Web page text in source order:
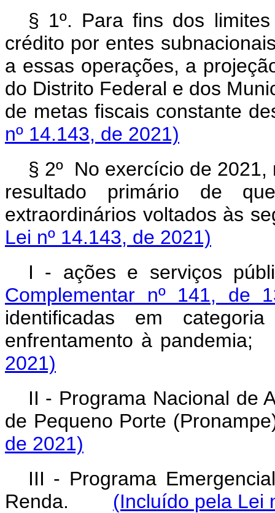
§ 1º. Para fins dos
crédito por entes
a essas operações, a
do Distrito Federal e dos
de metas fiscais
nº 14.143, de 2021)
§ 2º No exercício de
resultado primário de
extraordinários voltados
Lei nº 14.143, de 2021)
I - ações e serviços
Complementar nº 141, de
identificadas em
enfrentamento à
2021)
II - Programa Nacional de
de Pequeno Porte
de 2021)
III - Programa
Renda. (Incluído pela Lei